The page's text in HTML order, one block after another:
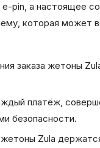
pin, а настоящее
которая может
заказа жетоны
платёж,
безопасности.
Zula